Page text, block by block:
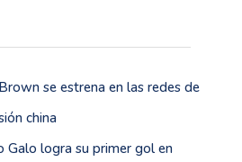
se estrena en las redes de
china
Galo logra su primer gol en